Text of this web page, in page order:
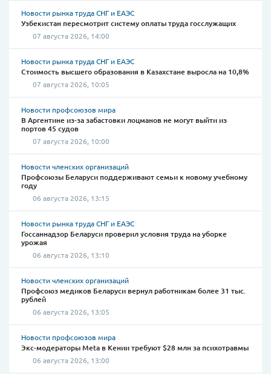
Новости рынка труда СНГ и ЕАЭС
Узбекистан пересмотрит систему оплаты труда госслужащих
07 августа 2026, 14:00
Новости рынка труда СНГ и ЕАЭС
Стоимость высшего образования в Казахстане выросла на 10,8%
07 августа 2026, 10:05
Новости профсоюзов мира
В Аргентине из-за забастовки лоцманов не могут выйти из
портов 45 судов
07 августа 2026, 10:00
Новости членских организаций
Профсоюзы Беларуси поддерживают семьи к новому учебному
году
06 августа 2026, 13:15
Новости рынка труда СНГ и ЕАЭС
Госсаннадзор Беларуси проверил условия труда на уборке
урожая
06 августа 2026, 13:10
Новости членских организаций
Профсоюз медиков Беларуси вернул работникам более 31 тыс.
рублей
06 августа 2026, 13:05
Новости профсоюзов мира
Экс-модераторы Meta в Кении требуют $28 млн за психотравмы
06 августа 2026, 13:00